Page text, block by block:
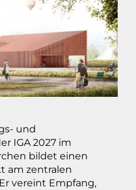
und
IGA 2027 im
bildet einen
am zentralen
vereint Empfang,